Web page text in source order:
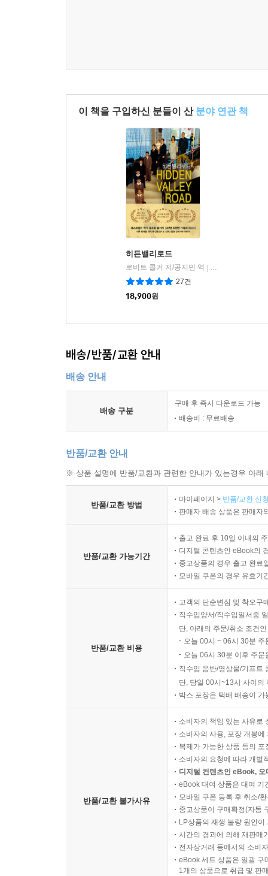
이 책을 구입하신 분들이 산 분야 연관 책
히든밸리로드
로버트 콜커 저/공지민 역 |
27건
18,900원
배송/반품/교환 안내
배송 안내
배송 구분
구매 후 즉시 다운로드 가능
배송비 : 무료배송
반품/교환 안내
※ 상품 설명에 반품/교환과 관련한 안내가 있는경우 아
반품/교환 방법
마이페이지 > 반품/교환 신
판매자 배송 상품은 판매자
반품/교환 가능기간
출고 완료 후 10일 이내의
디지털 콘텐츠인 eBook의
중고상품의 경우 출고 완료
모바일 쿠폰의 경우 유효기
반품/교환 비용
고객의 단순변심 및 착오구
직수입양서/직수입일서중
단, 아래의 주문/취소 조건
오늘 00시 ~ 06시 30분
오늘 06시 30분 이후 주
직수입 음반/영상물/기프트
단, 당일 00시~13시 사이의
박스 포장은 택배 배송이
반품/교환 불가사유
소비자의 책임 있는 사유로
소비자의 사용, 포장 개봉
복제가 가능한 상품 등의
소비자의 요청에 따라 개별
디지털 컨텐츠인 eBook,
eBook 대여 상품은 대여 기
모바일 쿠폰 등록 후 취소/
중고상품이 구매확정(자동
LP상품의 재생 불량 원인
시간의 경과에 의해 재판매
전자상거래 등에서의 소비
eBook 세트 상품은 일괄 구
1개의 상품으로 취급 및 판